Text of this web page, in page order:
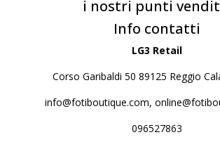
i nostri punti
Info contatti
LG3 Retail
Corso Garibaldi 50 89125 Reggio
info@fotiboutique.com,
096527863